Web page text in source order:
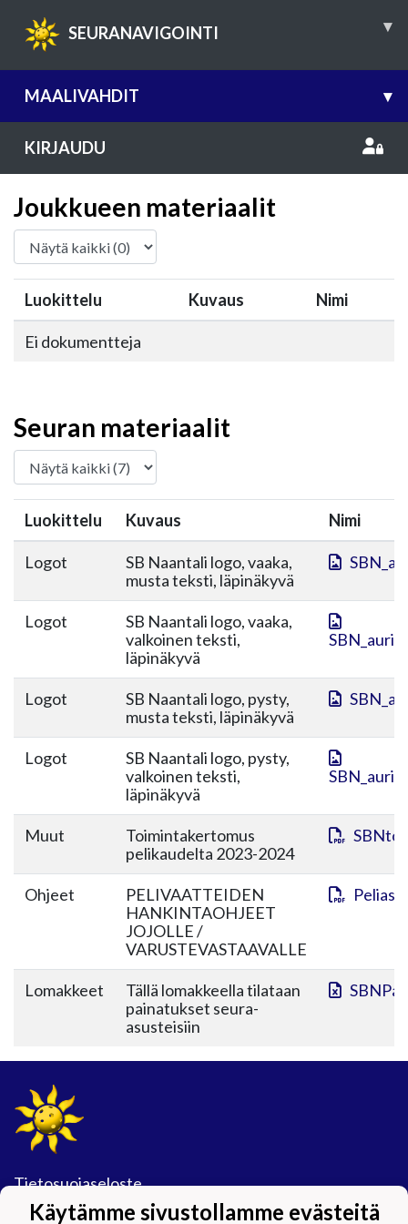
SEURANAVIGOINTI ▾
MAALIVAHDIT ▾
KIRJAUDU
Joukkueen materiaalit
Luokittelu Kuvaus Nimi
Ei dokumentteja
Seuran materiaalit
Luokittelu Kuvaus Nimi
Logot
SB Naantali logo, vaaka,
musta teksti, läpinäkyvä
Logot
SB Naantali logo, vaaka,
valkoinen teksti,
läpinäkyvä
Logot
SB Naantali logo, pysty,
musta teksti, läpinäkyvä
Logot
SB Naantali logo, pysty,
valkoinen teksti,
läpinäkyvä
Muut
Toimintakertomus
pelikaudelta 2023-2024
Ohjeet
PELIVAATTEIDEN
HANKINTAOHJEET
JOJOLLE /
VARUSTEVASTAAVALLE
Lomakkeet
Tällä lomakkeella tilataan
painatukset seura-
asusteisiin
Tietosuojaseloste
Käytämme sivustollamme evästeitä